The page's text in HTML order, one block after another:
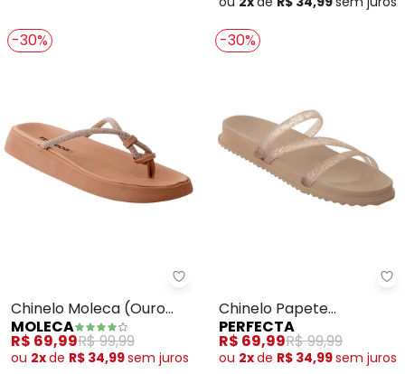
-30%
Moleca - Chinelo Moleca
Chinelo Moleca (Ouro
Rosado) em Sintético
MOLECA
R$ 69,99R$ 99,99
ou 2xde R$ 34,99sem juros
-30%
Chinelo Papete
(Dourada) em Material
de Pvc
PERFECTA
R$ 69,99R$ 99,99
ou 2xde R$ 34,99sem juros